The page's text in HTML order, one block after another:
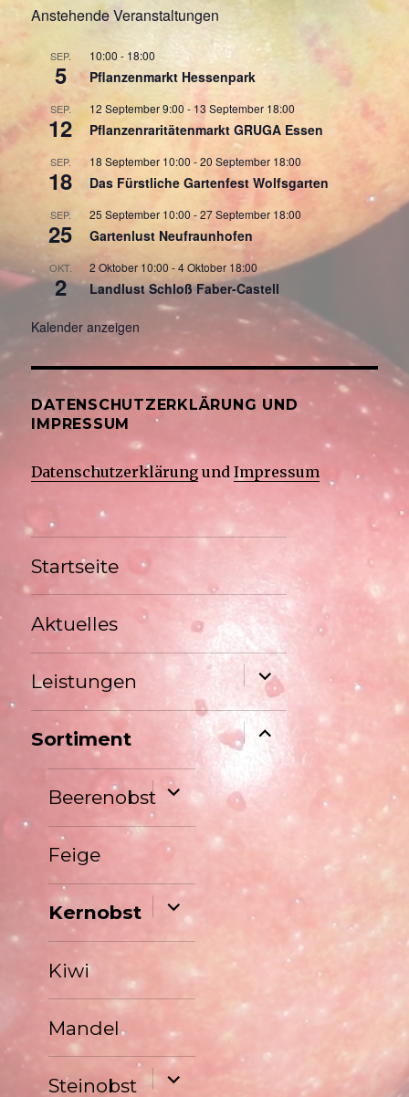
Anstehende Veranstaltungen
SEP.
5
10:00 - 18:00
Pflanzenmarkt Hessenpark
SEP.
12
12 September 9:00 - 13 September 18:00
Pflanzenraritätenmarkt GRUGA Essen
SEP.
18
18 September 10:00 -20 September 18:00
Das Fürstliche Gartenfest Wolfsgarten
SEP.
25
25 September 10:00 -27 September 18:00
Gartenlust Neufraunhofen
OKT.
2
2 Oktober 10:00 -4 Oktober 18:00
Landlust Schloß Faber-Castell
Kalender anzeigen
DATENSCHUTZERKLÄRUNG UND
IMPRESSUM
Datenschutzerklärung undImpressum
Startseite
Aktuelles
Leistungen
Untermenü
anzeigen
Sortiment
Untermenü
anzeigen
Beerenobst
Untermenü
anzeigen
Feige
Kernobst
Untermenü
anzeigen
Kiwi
Mandel
Steinobst
Untermenü
anzeigen